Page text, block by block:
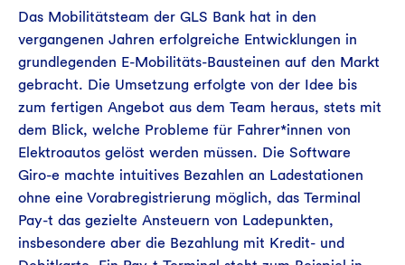
Das Mobilitätsteam der GLS Bank hat in den
vergangenen Jahren erfolgreiche Entwicklungen in
grundlegenden E-Mobilitäts-Bausteinen auf den Markt
gebracht. Die Umsetzung erfolgte von der Idee bis
zum fertigen Angebot aus dem Team heraus, stets mit
dem Blick, welche Probleme für Fahrer*innen von
Elektroautos gelöst werden müssen. Die Software
Giro-e machte intuitives Bezahlen an Ladestationen
ohne eine Vorabregistrierung möglich, das Terminal
Pay-t das gezielte Ansteuern von Ladepunkten,
insbesondere aber die Bezahlung mit Kredit- und